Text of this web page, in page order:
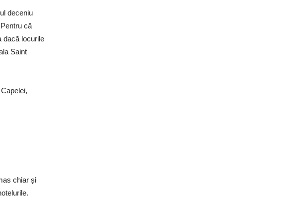
deceniu
că
dacă locurile
Saint
chiar și